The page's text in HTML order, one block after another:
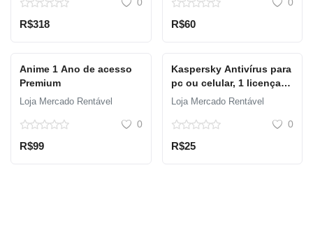
R$318 R$60
Anime 1 Ano de acesso
Premium
Loja Mercado Rentável
0
R$99
Kaspersky Antivírus para
pc ou celular, 1 licença
para 1 dispositivo,
Loja Mercado Rentável
0
R$25